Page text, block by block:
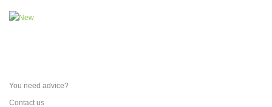
You need advice?
Contact us